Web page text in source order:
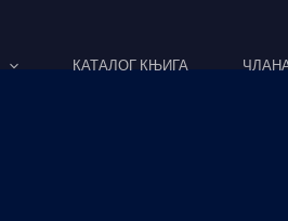
КАТАЛОГ КЊИГА